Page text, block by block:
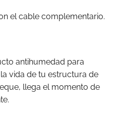
el cable complementario.
antihumedad para
vida de tu estructura de
llega el momento de